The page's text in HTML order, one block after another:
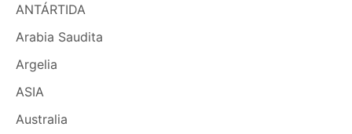
ANTÁRTIDA
Arabia Saudita
Argelia
ASIA
Australia